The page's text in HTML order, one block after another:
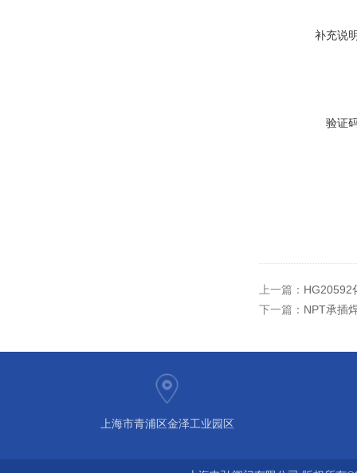
补充说
验证
上一篇： HG20592
下一篇： NPT承插
上海市青浦区金泽工业园区